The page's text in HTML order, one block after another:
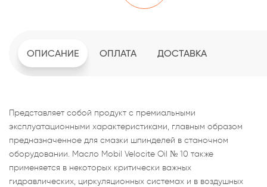
ОПИСАНИЕ ОПЛАТА ДОСТАВКА
Представляет собой продукт с премиальными
эксплуатационными характеристиками, главным образом
предназначенное для смазки шпинделей в станочном
оборудовании. Масло Mobil Velocite Oil № 10 также
применяется в некоторых критически важных
гидравлических, циркуляционных системах и в воздушных